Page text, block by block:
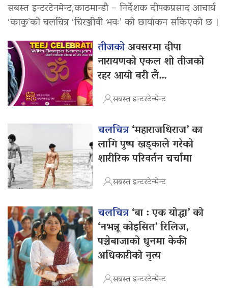
सबस्त इन्टरटेनमेन्ट,काठमान्डौ – निर्देशक दीपकप्रसाद आचार्य
‘काकु’को चलचित्र ‘चिरञ्जीवी भवः’ को छायांकन सकिएको छ ।
तीजकोअवसरमा दीपा
नारायणको एकल शो तीजको
रहर आयो बरी लै…
सबस्त इन्टरटेन्मेन्ट
चलचित्र‘महाराजधिराज’ का
लागि पुष्प खड्काले गरेको
शारीरिक परिवर्तन चर्चामा
सबस्त इन्टरटेन्मेन्ट
चलचित्र‘बा : एक योद्धा’ को
‘नभन्नू कोइसित’ रिलिज,
पञ्चेबाजाको धुनमा केकी
अधिकारीको नृत्य
सबस्त इन्टरटेन्मेन्ट